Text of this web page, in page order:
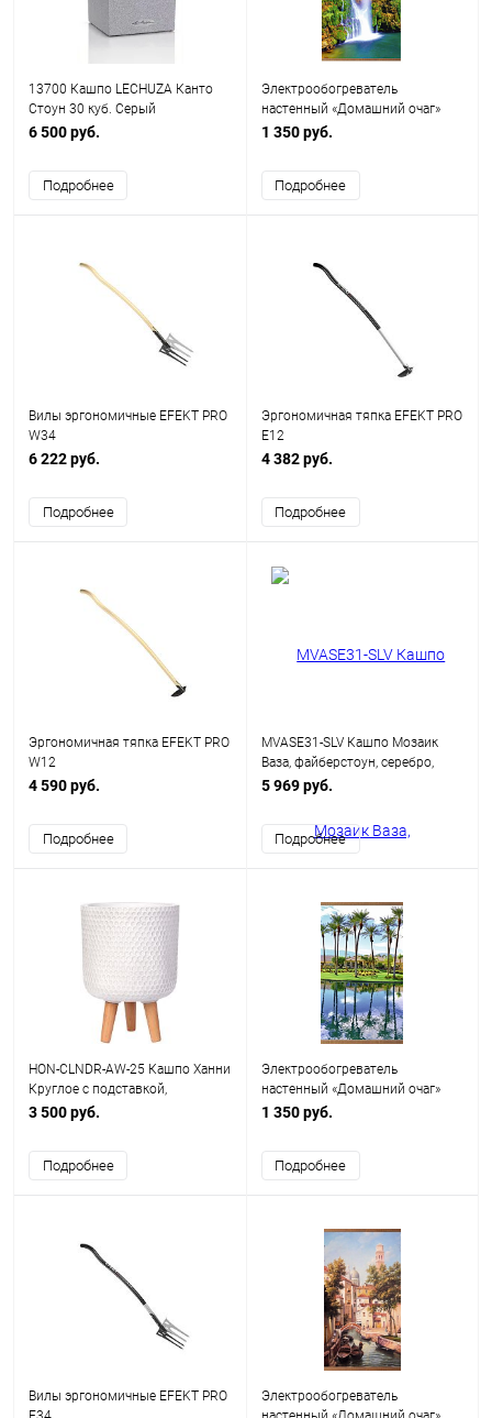
13700 Кашпо LECHUZA Канто
Стоун 30 куб. Серый
6 500 руб.
Подробнее
Электрообогреватель
настенный «Домашний очаг»
ВОДОПАД ТУ 3468-002-
1 350 руб.
Подробнее
Вилы эргономичные EFEKT PRO
W34
6 222 руб.
Подробнее
Эргономичная тяпка EFEKT PRO
E12
4 382 руб.
Подробнее
Эргономичная тяпка EFEKT PRO
W12
4 590 руб.
Подробнее
MVASE31-SLV Кашпо Мозаик
Ваза, файберстоун, серебро,
D31.5 H61 cm
5 969 руб.
Подробнее
HON-CLNDR-AW-25 Кашпо Ханни
Круглое с подставкой,
файберстоун, белое, D25 H34 cm
3 500 руб.
Подробнее
Электрообогреватель
настенный «Домашний очаг»
Пальмы ТУ 3468-002-75669324-
1 350 руб.
Подробнее
Вилы эргономичные EFEKT PRO
Электрообогреватель